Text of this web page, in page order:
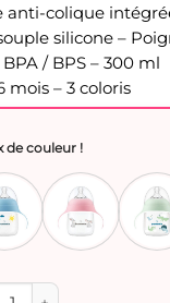
anti-colique
silicone –
/ BPS – 300 ml
mois – 3 coloris
de couleur !
de Biberon Évolutif